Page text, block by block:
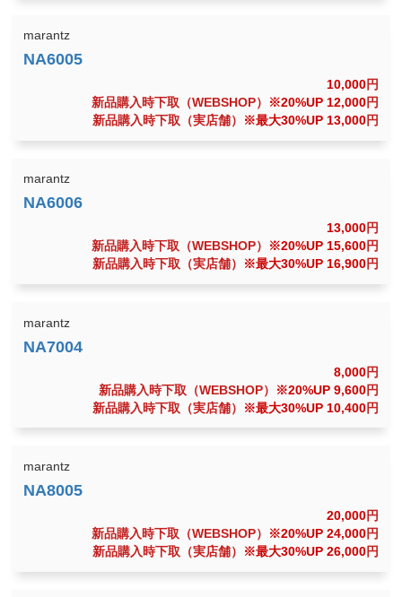
marantz
10,000円
新品購入時下取（WEBSHOP）
※20%UP 12,000円
新品購入時下取（実店舗）
※最大30%UP 13,000円
marantz
13,000円
新品購入時下取（WEBSHOP）
※20%UP 15,600円
新品購入時下取（実店舗）
※最大30%UP 16,900円
marantz
8,000円
新品購入時下取（WEBSHOP）
※20%UP 9,600円
新品購入時下取（実店舗）
※最大30%UP 10,400円
marantz
20,000円
新品購入時下取（WEBSHOP）
※20%UP 24,000円
新品購入時下取（実店舗）
※最大30%UP 26,000円